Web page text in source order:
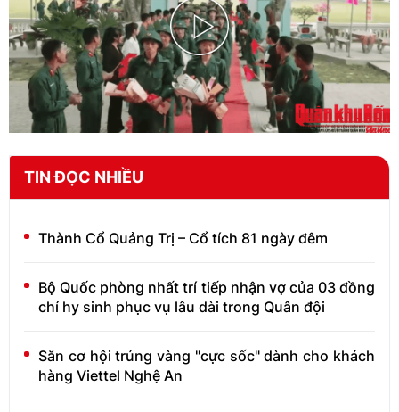
Play
Video
TIN ĐỌC NHIỀU
Thành Cổ Quảng Trị – Cổ tích 81 ngày đêm
Bộ Quốc phòng nhất trí tiếp nhận vợ của 03 đồng
chí hy sinh phục vụ lâu dài trong Quân đội
Săn cơ hội trúng vàng "cực sốc" dành cho khách
hàng Viettel Nghệ An